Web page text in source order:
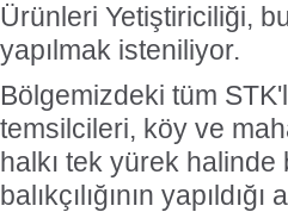
Ürünleri Yetiştiriciliği,
yapılmak isteniliyor.
Bölgemizdeki tüm
temsilcileri, köy ve
halkı tek yürek halinde
balıkçılığının